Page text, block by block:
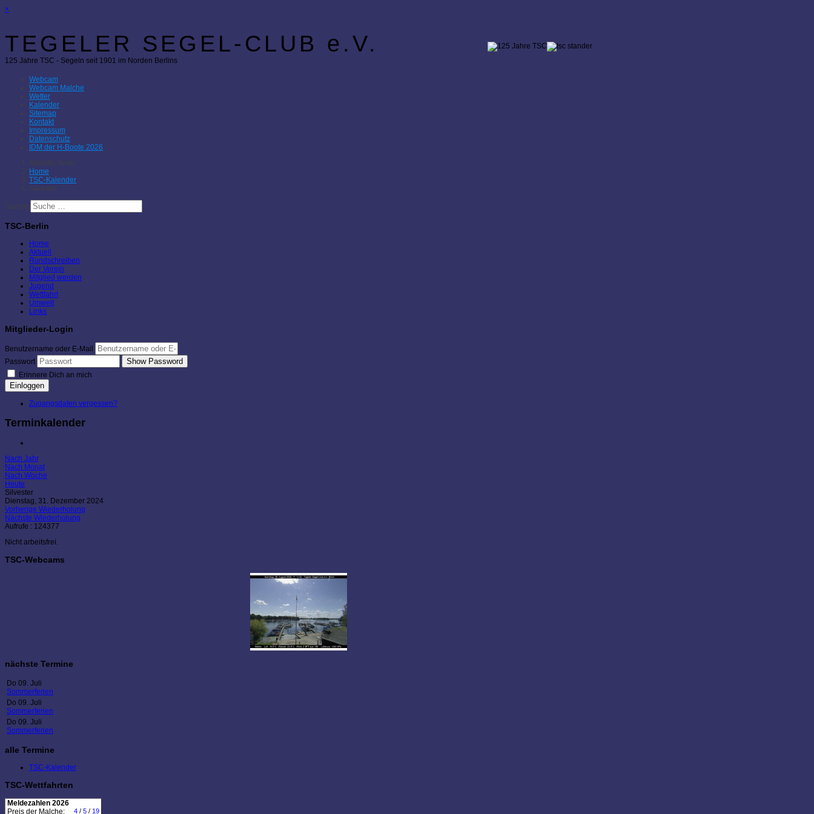
×
TEGELER SEGEL-CLUB e.V.
125 Jahre TSC - Segeln seit 1901 im Norden Berlins
Webcam
Webcam Malche
Wetter
Kalender
Sitemap
Kontakt
Impressum
Datenschutz
IDM der H-Boote 2026
Aktuelle Seite:
Home
TSC-Kalender
Silvester
Suchen
TSC-Berlin
Home
Aktuell
Rundschreiben
Der Verein
Mitglied werden
Jugend
Wettfahrt
Umwelt
Links
Mitglieder-Login
Benutzername oder E-Mail
Passwort
Show Password
Erinnere Dich an mich
Einloggen
Zugangsdaten vergessen?
Terminkalender
Nach Jahr
Nach Monat
Nach Woche
Heute
Silvester
Dienstag, 31. Dezember 2024
Vorherige Wiederholung
Nächste Wiederholung
Aufrufe : 124377
Nicht arbeitsfrei.
TSC-Webcams
nächste Termine
Do 09. Juli
Sommerferien
Do 09. Juli
Sommerferien
Do 09. Juli
Sommerferien
alle Termine
TSC-Kalender
TSC-Wettfahrten
Meldezahlen 2026
Preis der Malche:
4 / 5 / 19